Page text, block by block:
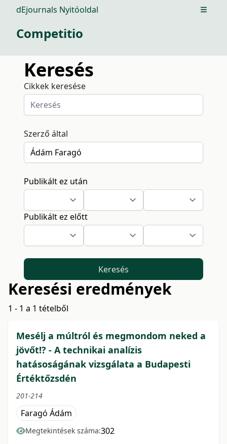
dEjournals Nyitóoldal Open
Competitio
Keresés
Cikkek keresése
Szerző által
Publikált ez után
Publikált ez előtt
Keresés
Keresési eredmények
1 - 1 a 1 tételből
Mesélj a múltról és megmondom neked a
jövőt!? - A technikai analízis
hatásoságának vizsgálata a Budapesti
Értéktőzsdén
201-214
Faragó Ádám
Megtekintések száma:302